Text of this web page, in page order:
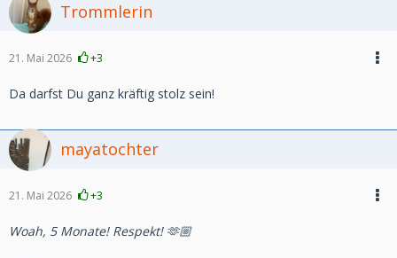
Trommlerin
21. Mai 2026 +3
Da darfst Du ganz kräftig stolz sein!
mayatochter
21. Mai 2026 +3
Woah, 5 Monate! Respekt! 🫶🏼